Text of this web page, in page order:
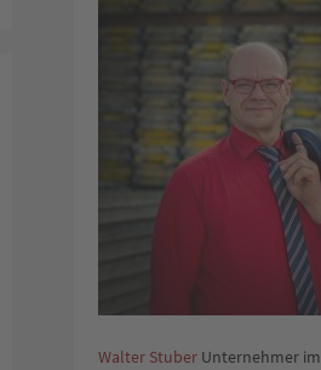
Walter Stuber Unternehmer im